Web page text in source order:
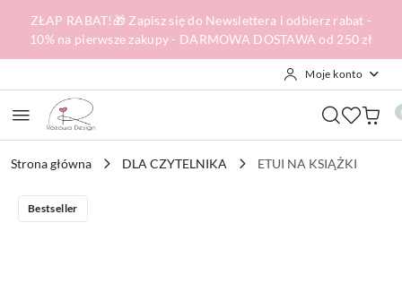
Przejdź do treści głównej
Przejdź do wyszukiwarki
Przejdź do moje konto
Przejdź do menu głównego
Przejdź do opisu produktu
Przejdź do stopki
ZŁAP RABAT!🎁 Zapisz się do Newslettera i odbierz rabat -
10% na pierwsze zakupy - DARMOWA DOSTAWA od 250 zł
Moje konto
Strona główna DLA CZYTELNIKA ETUI NA KSIĄŻKI
Bestseller